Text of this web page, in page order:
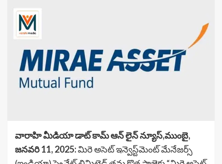
వారాహి మీడియా డాట్ కామ్ ఆన్ లైన్ న్యూస్,ముంబై,
జనవరి 11, 2025:మిరె అసెట్ ఇన్వెస్ట్‌మెంట్ మేనేజర్స్